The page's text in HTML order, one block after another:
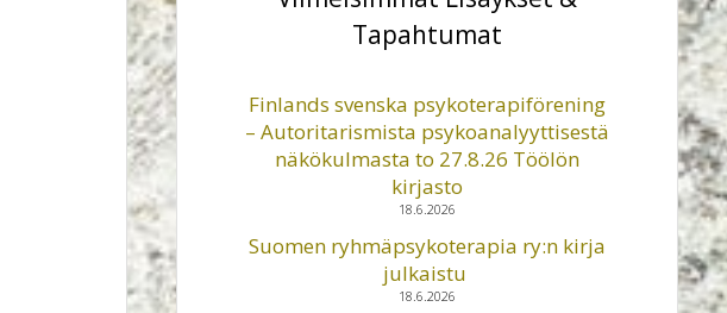
Tapahtumat
Finlands svenska psykoterapiförening
– Autoritarismista psykoanalyyttisestä
näkökulmasta to 27.8.26 Töölön
kirjasto
18.6.2026
Suomen ryhmäpsykoterapia ry:n kirja
julkaistu
18.6.2026